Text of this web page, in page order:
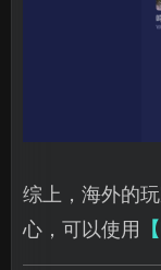
综上，海外的
心，可以使用